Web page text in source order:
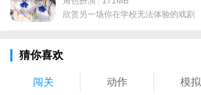
欣赏另一场你在学校无法体验的戏剧
猜你喜欢
闯关 动作 模拟